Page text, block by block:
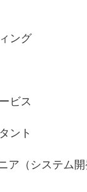
ング
ビス
ント
ア（システム